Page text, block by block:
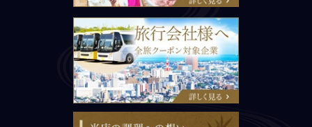
旅行会社様へ
当店の調理への想い